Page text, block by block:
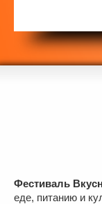
Фестиваль
еде, питанию и